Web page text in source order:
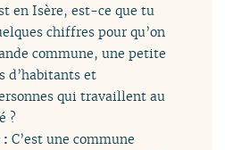
en Isère, est-ce que tu
chiffres pour qu’on
commune, une petite
d’habitants et
qui travaillent au
?
:C’est une commune